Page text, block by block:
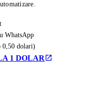
WhatsApp
0,50 dolari)
1 DOLAR